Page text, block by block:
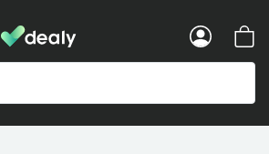
Dealy - Hüllen und Zubehör für